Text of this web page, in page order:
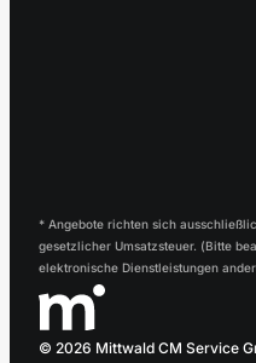
© 2026 Mittwald CM Service
* Angebote richten sich
gesetzlicher Umsatzsteuer. (Bitte
elektronische Dienstleistungen